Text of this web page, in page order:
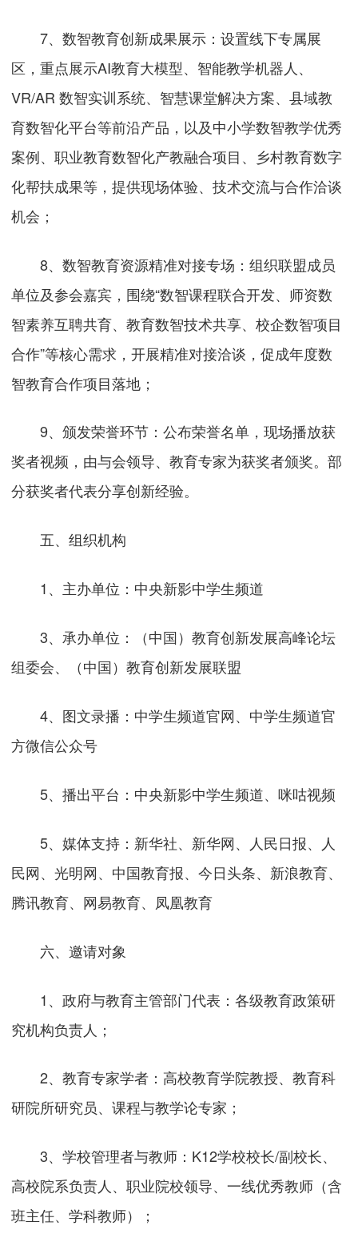
7、数智教育创新成果展示：设置线下专属展
区，重点展示AI教育大模型、智能教学机器人、
VR/AR 数智实训系统、智慧课堂解决方案、县域教
育数智化平台等前沿产品，以及中小学数智教学优秀
案例、职业教育数智化产教融合项目、乡村教育数字
化帮扶成果等，提供现场体验、技术交流与合作洽谈
机会；
8、数智教育资源精准对接专场：组织联盟成员
单位及参会嘉宾，围绕“数智课程联合开发、师资数
智素养互聘共育、教育数智技术共享、校企数智项目
合作”等核心需求，开展精准对接洽谈，促成年度数
智教育合作项目落地；
9、颁发荣誉环节：公布荣誉名单，现场播放获
奖者视频，由与会领导、教育专家为获奖者颁奖。部
分获奖者代表分享创新经验。
五、组织机构
1、主办单位：中央新影中学生频道
3、承办单位：（中国）教育创新发展高峰论坛
组委会、（中国）教育创新发展联盟
4、图文录播：中学生频道官网、中学生频道官
方微信公众号
5、播出平台：中央新影中学生频道、咪咕视频
5、媒体支持：新华社、新华网、人民日报、人
民网、光明网、中国教育报、今日头条、新浪教育、
腾讯教育、网易教育、凤凰教育
六、邀请对象
1、政府与教育主管部门代表：各级教育政策研
究机构负责人；
2、教育专家学者：高校教育学院教授、教育科
研院所研究员、课程与教学论专家；
3、学校管理者与教师：K12学校校长/副校长、
高校院系负责人、职业院校领导、一线优秀教师（含
班主任、学科教师）；